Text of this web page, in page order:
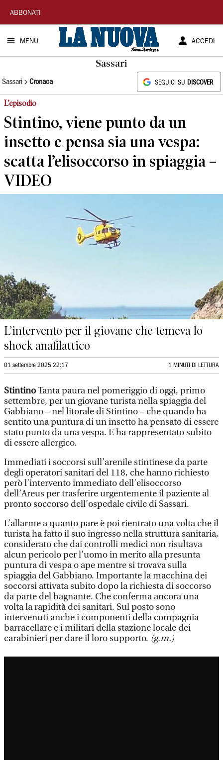
La
Nuova
Sardegna
ABBONATI
MENU ACCEDI
Sassari
Sassari Cronaca SEGUICI SU DISCOVER
L’episodio
Stintino, viene punto da un
insetto e pensa sia una vespa:
scatta l’elisoccorso in spiaggia –
VIDEO
L’intervento per il giovane che temeva lo
shock anafilattico
01 settembre 2025 22:17 1 MINUTI DI LETTURA
StintinoTanta paura nel pomeriggio di oggi, primo
settembre, per un giovane turista nella spiaggia del
Gabbiano – nel litorale di Stintino – che quando ha
sentito una puntura di un insetto ha pensato di essere
stato punto da una vespa. E ha rappresentato subito
di essere allergico.
Immediati i soccorsi sull’arenile stintinese da parte
degli operatori sanitari del 118, che hanno richiesto
però l’intervento immediato dell’elisoccorso
dell’Areus per trasferire urgentemente il paziente al
pronto soccorso dell’ospedale civile di Sassari.
L’allarme a quanto pare è poi rientrato una volta che il
turista ha fatto il suo ingresso nella struttura sanitaria,
considerato che dai controlli medici non risultava
alcun pericolo per l’uomo in merito alla presunta
puntura di vespa o ape mentre si trovava sulla
spiaggia del Gabbiano. Importante la macchina dei
soccorsi attivata subito dopo la richiesta di soccorso
da parte del bagnante. Che conferma ancora una
volta la rapidità dei sanitari. Sul posto sono
intervenuti anche i componenti della compagnia
barracellare e i militari della stazione locale dei
carabinieri per dare il loro supporto. (g.m.)